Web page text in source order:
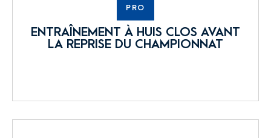
PRO
ENTRAÎNEMENT À HUIS CLOS AVANT
LA REPRISE DU CHAMPIONNAT